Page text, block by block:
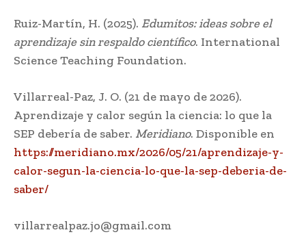
Ruiz-Martín, H. (2025). Edumitos: ideas sobre el
aprendizaje sin respaldo científico. International
Science Teaching Foundation.
Villarreal-Paz, J. O. (21 de mayo de 2026).
Aprendizaje y calor según la ciencia: lo que la
SEP debería de saber. Meridiano. Disponible en
https://meridiano.mx/2026/05/21/aprendizaje-y-
calor-segun-la-ciencia-lo-que-la-sep-deberia-de-
saber/
villarrealpaz.jo@gmail.com